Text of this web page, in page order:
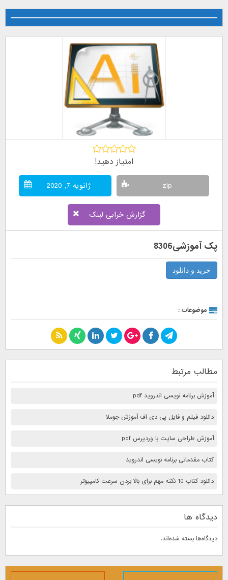
امتیاز دهید!
zip ژانویه 7, 2020
گزارش خرابی لینک
پک آموزشی8306
خرید و دانلود
موضوعات :
مطالب مرتبط
آموزش برنامه نویسی اندروید pdf
دانلود فیلم و فایل پی دی اف آموزش جوملا
آموزش طراحی سایت با وردپرس pdf
کتاب مقدماتی برنامه نویسی اندروید
دانلود کتاب 10 نكته مهم برای بالا بردن سرعت كامپيوتر
دیدگاه ها
دیدگاه‌ها بسته شده‌اند.